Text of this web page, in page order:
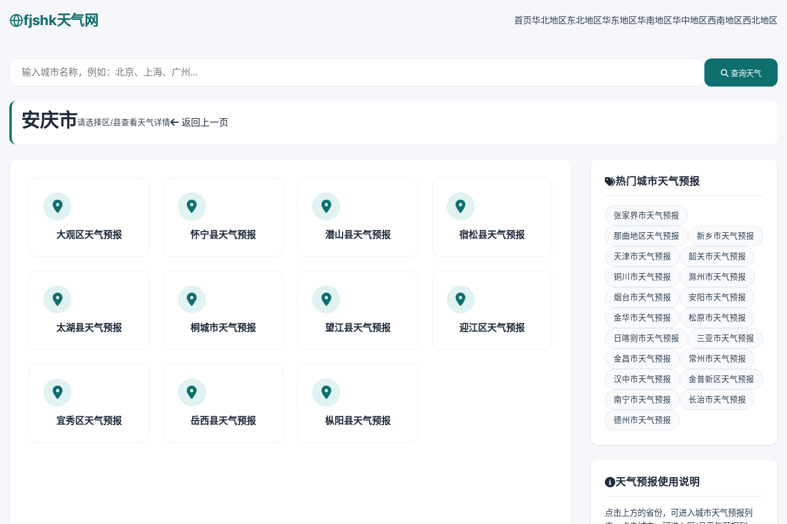
fjshk天气网 首页华北地区东北地区华东地区华南地区华中地区西南地区西北地区
查询天气
安庆市请选择区/县查看天气详情 返回上一页
大观区天气预报 怀宁县天气预报 潜山县天气预报 宿松县天气预报
太湖县天气预报 桐城市天气预报 望江县天气预报 迎江区天气预报
宜秀区天气预报 岳西县天气预报 枞阳县天气预报
热门城市天气预报
张家界市天气预报
那曲地区天气预报 新乡市天气预报
天津市天气预报 韶关市天气预报
铜川市天气预报 滁州市天气预报
烟台市天气预报 安阳市天气预报
金华市天气预报 松原市天气预报
日喀则市天气预报 三亚市天气预报
金昌市天气预报 常州市天气预报
汉中市天气预报 金普新区天气预报
南宁市天气预报 长治市天气预报
德州市天气预报
天气预报使用说明
点击上方的省份，可进入城市天气预报列